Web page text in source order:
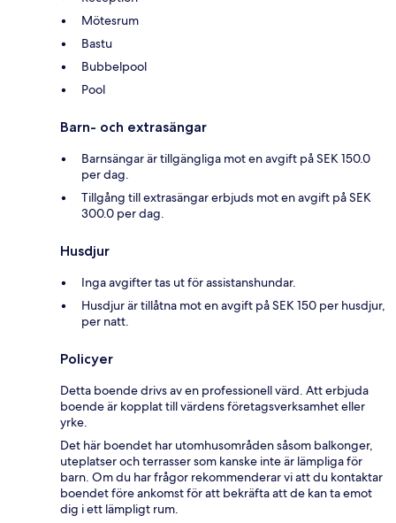
Mötesrum
Bastu
Bubbelpool
Pool
Barn- och extrasängar
Barnsängar är tillgängliga mot en avgift på SEK 150.0
per dag.
Tillgång till extrasängar erbjuds mot en avgift på SEK
300.0 per dag.
Husdjur
Inga avgifter tas ut för assistanshundar.
Husdjur är tillåtna mot en avgift på SEK 150 per husdjur,
per natt.
Policyer
Detta boende drivs av en professionell värd. Att erbjuda
boende är kopplat till värdens företagsverksamhet eller
yrke.
Det här boendet har utomhusområden såsom balkonger,
uteplatser och terrasser som kanske inte är lämpliga för
barn. Om du har frågor rekommenderar vi att du kontaktar
boendet före ankomst för att bekräfta att de kan ta emot
dig i ett lämpligt rum.